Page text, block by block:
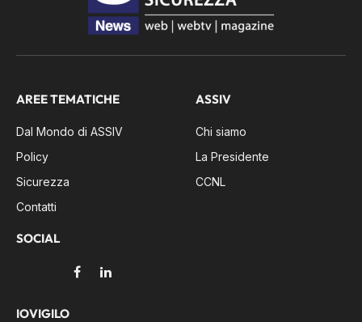
AREE TEMATICHE
Dal Mondo di ASSIV
Policy
Sicurezza
Contatti
SOCIAL
FacebookLinkedIn
ASSIV
Chi siamo
La Presidente
CCNL
IOVIGILO